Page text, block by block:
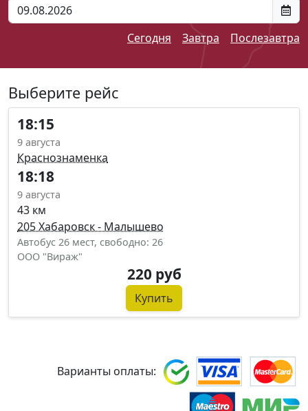
Сегодня Завтра Послезавтра
Выберите рейс
18:15
9 августа
Краснознаменка
18:18
9 августа
43 км
205 Хабаровск - Малышево
Автобус 26 мест, свободно: 26
ООО "Вираж"
220 руб
Купить
Варианты оплаты: